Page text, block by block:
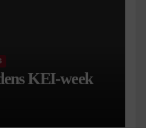
KEI-week